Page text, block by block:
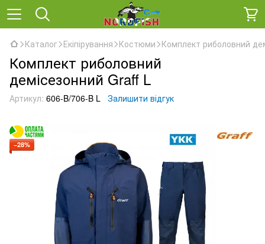
Каталог Екіпірування Костюми Комплект риболовний
Комплект риболовний
демісезонний Graff L
Артикул: 606-B/706-B L Залишити відгук
−28%